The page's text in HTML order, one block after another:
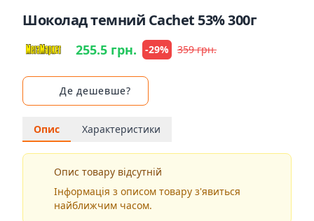
Шоколад темний Cachet 53% 300г
255.5 грн. -29% 359 грн.
Де дешевше?
Опис Характеристики
Опис товару відсутній
Інформація з описом товару з'явиться
найближчим часом.